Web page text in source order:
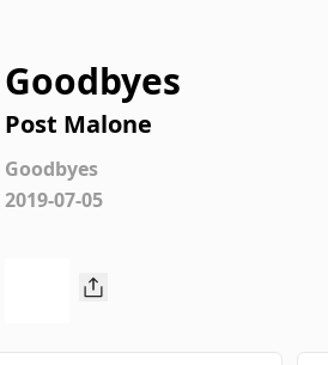
Goodbyes
Post Malone
Goodbyes
2019-07-05